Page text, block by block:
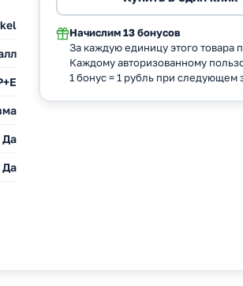
Да
Да
Начислим 13 бонусов
За каждую единицу этого товара
Каждому авторизованному
1 бонус = 1 рубль при следующем